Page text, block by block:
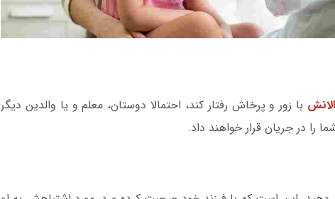
با زور و پرخاش رفتار کند، احتمالا دوستان، معلم و یا والدین دیگر
را در جریان قرار خواهند داد.